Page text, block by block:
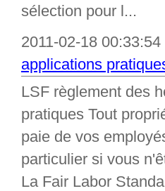
sélection pour l...
2011-02-18 00:33:54
applications
LSF règlement des
pratiques Tout
paie de vos
particulier si vous
La Fair Labor